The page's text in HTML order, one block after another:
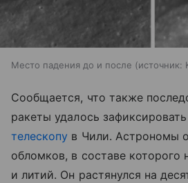
Место падения до и после источник:
Сообщается, что также
ракеты удалось
телескопу в Чили. Астрономы
обломков, в составе которого
и литий. Он растянулся на